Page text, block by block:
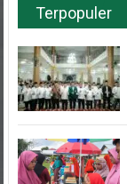
Terpopuler